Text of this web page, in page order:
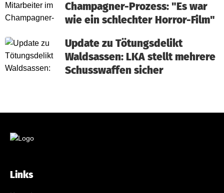
Champagner-Prozess: "Es war
wie ein schlechter Horror-Film"
Update zu Tötungsdelikt
Waldsassen: LKA stellt mehrere
Schusswaffen sicher
Links